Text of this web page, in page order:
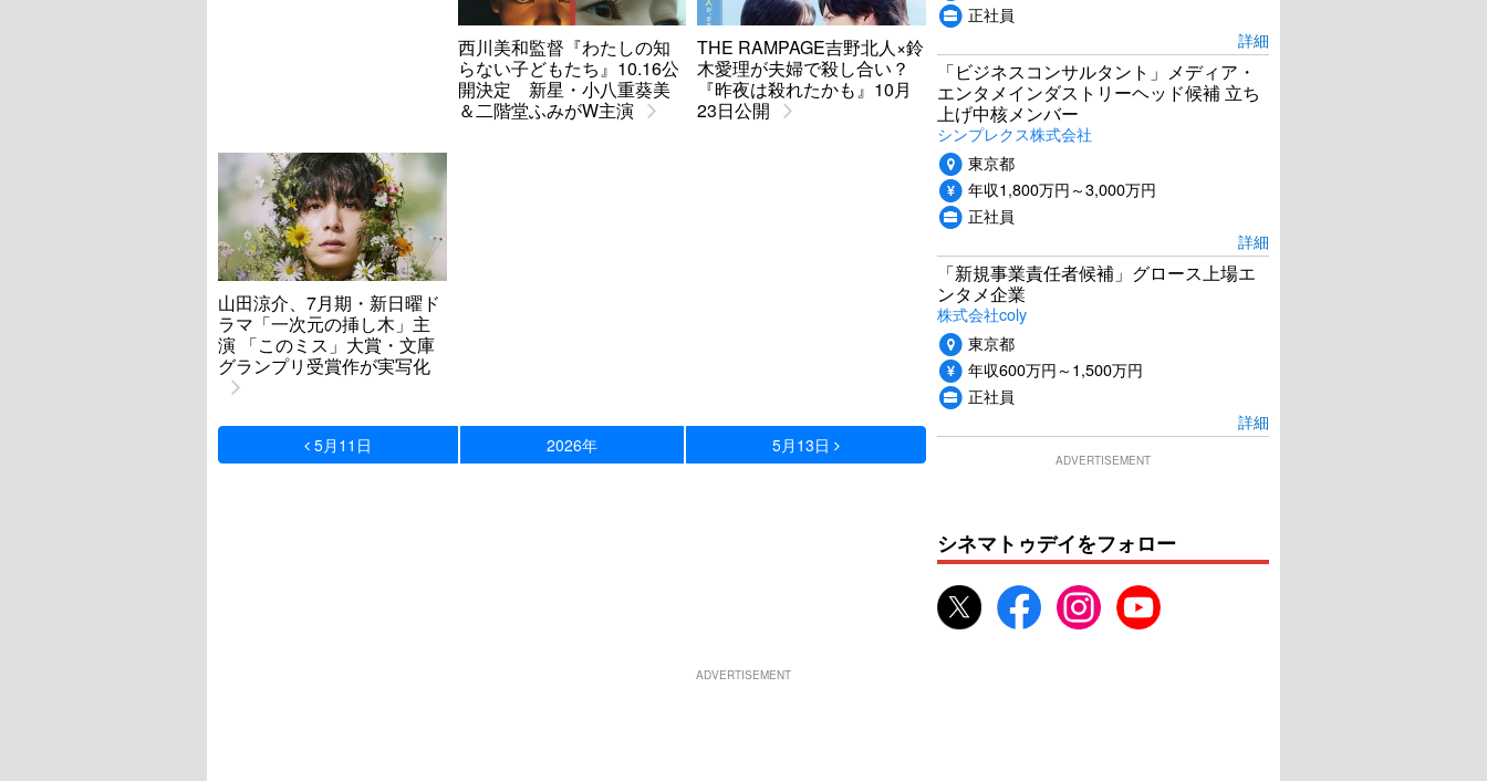
西川美和監督『わたしの知
らない子どもたち』10.16公
開決定 新星・小八重葵美
＆二階堂ふみがW主演
THE RAMPAGE吉野北人×鈴
木愛理が夫婦で殺し合い？
『昨夜は殺れたかも』10月
23日公開
山田涼介、7月期・新日曜ド
ラマ「一次元の挿し木」主
演 「このミス」大賞・文庫
グランプリ受賞作が実写化
5月11日 2026年 5月13日
正社員
詳細
「ビジネスコンサルタント」メディア・
エンタメインダストリーヘッド候補 立ち
上げ中核メンバー
シンプレクス株式会社
東京都
年収1,800万円～3,000万円
正社員
詳細
「新規事業責任者候補」グロース上場エ
ンタメ企業
株式会社coly
東京都
年収600万円～1,500万円
正社員
詳細
ADVERTISEMENT
シネマトゥデイをフォロー
ADVERTISEMENT